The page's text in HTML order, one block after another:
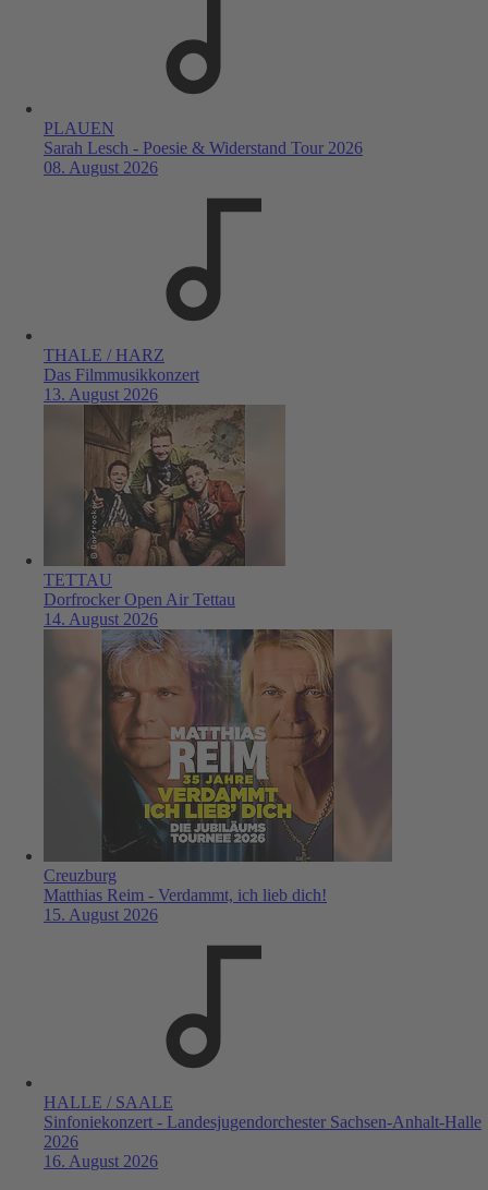
PLAUEN
Sarah Lesch - Poesie & Widerstand Tour 2026
08. August 2026
THALE / HARZ
Das Filmmusikkonzert
13. August 2026
TETTAU
Dorfrocker Open Air Tettau
14. August 2026
Creuzburg
Matthias Reim - Verdammt, ich lieb dich!
15. August 2026
HALLE / SAALE
Sinfoniekonzert - Landesjugendorchester Sachsen-Anhalt-Halle
2026
16. August 2026